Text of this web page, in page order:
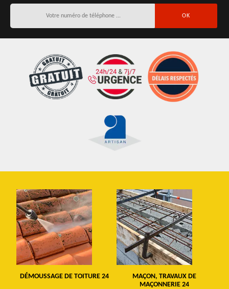
DÉMOUSSAGE DE TOITURE 24
MAÇON, TRAVAUX DE
MAÇONNERIE 24